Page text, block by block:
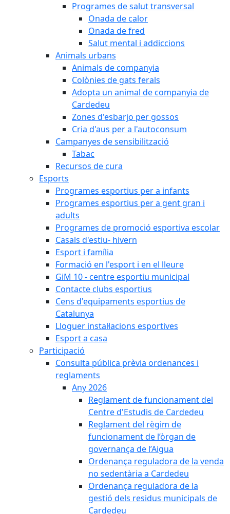
Programes de salut transversal
Onada de calor
Onada de fred
Salut mental i addiccions
Animals urbans
Animals de companyia
Colònies de gats ferals
Adopta un animal de companyia de
Cardedeu
Zones d'esbarjo per gossos
Cria d'aus per a l'autoconsum
Campanyes de sensibilització
Tabac
Recursos de cura
Esports
Programes esportius per a infants
Programes esportius per a gent gran i
adults
Programes de promoció esportiva escolar
Casals d'estiu- hivern
Esport i família
Formació en l'esport i en el lleure
GiM 10 - centre esportiu municipal
Contacte clubs esportius
Cens d'equipaments esportius de
Catalunya
Lloguer instal·lacions esportives
Esport a casa
Participació
Consulta pública prèvia ordenances i
reglaments
Any 2026
Reglament de funcionament del
Centre d'Estudis de Cardedeu
Reglament del règim de
funcionament de l’òrgan de
governança de l’Aigua
Ordenança reguladora de la venda
no sedentària a Cardedeu
Ordenança reguladora de la
gestió dels residus municipals de
Cardedeu